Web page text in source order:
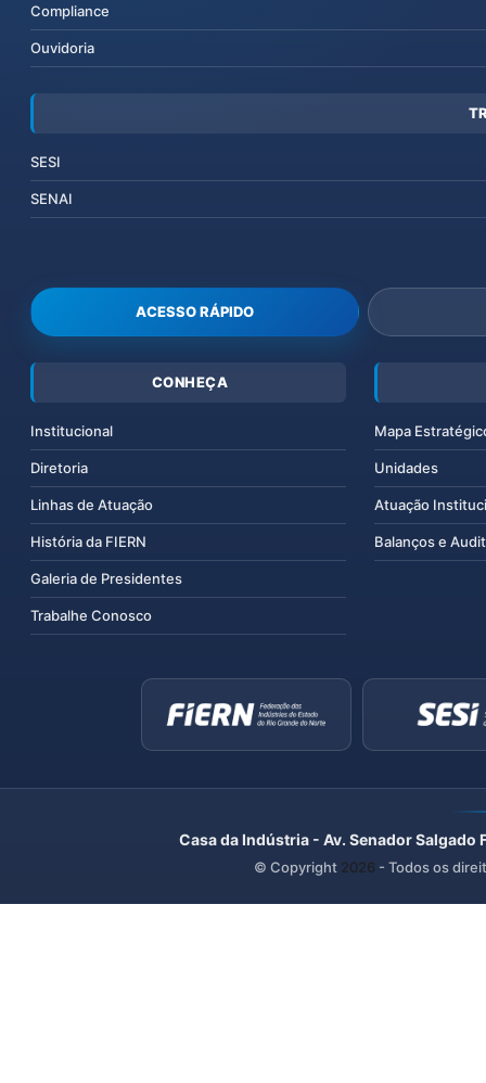
Compliance
Ouvidoria
SESI
SENAI
ACESSO RÁPIDO
CONHEÇA
Institucional
Diretoria
Linhas de Atuação
História da FIERN
Galeria de Presidentes
Trabalhe Conosco
Mapa
Unidades
Atuação
Balanços e
Casa da Indústria - Av. Senador
© Copyright 2026 - Todos os